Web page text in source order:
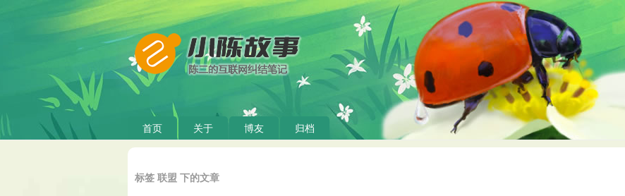
首页 关于 博友 归档
标签 联盟 下的文章